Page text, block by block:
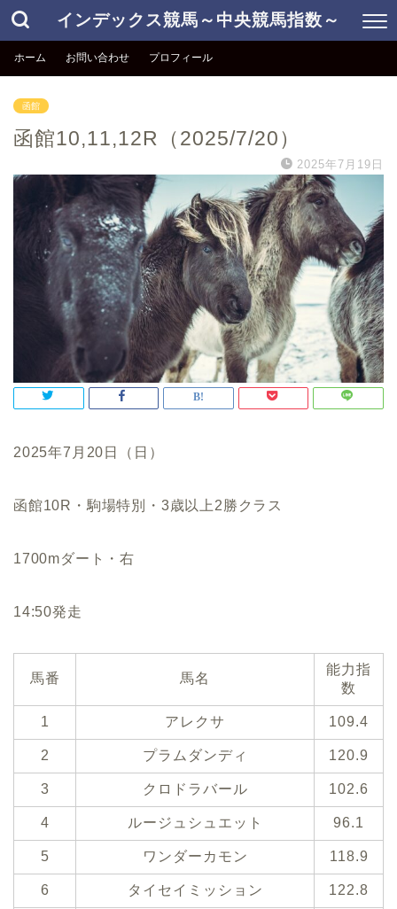
インデックス競馬～中央競馬指数～
ホーム お問い合わせ プロフィール
函館
函館10,11,12R（2025/7/20）
2025年7月19日
2025年7月20日（日）
函館10R・駒場特別・3歳以上2勝クラス
1700mダート・右
14:50発走
馬番 馬名
能力指
数
1 アレクサ 109.4
2 プラムダンディ 120.9
3 クロドラバール 102.6
4 ルージュシュエット 96.1
5 ワンダーカモン 118.9
6 タイセイミッション 122.8